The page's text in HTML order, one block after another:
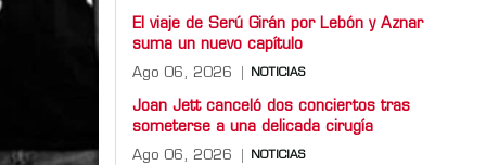
El viaje de Serú Girán por Lebón y Aznar
suma un nuevo capítulo
Ago 06, 2026 NOTICIAS
Joan Jett canceló dos conciertos tras
someterse a una delicada cirugía
Ago 06, 2026 NOTICIAS